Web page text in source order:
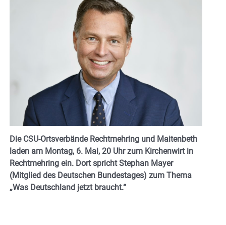
Die CSU-Ortsverbände Rechtmehring und Maitenbeth
laden am Montag, 6. Mai, 20 Uhr zum Kirchenwirt in
Rechtmehring ein. Dort spricht Stephan Mayer
(Mitglied des Deutschen Bundestages) zum Thema
„Was Deutschland jetzt braucht.“